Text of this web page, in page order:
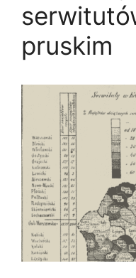
pruskim